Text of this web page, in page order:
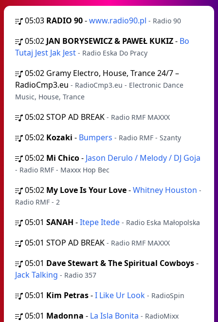
05:03 RADIO 90-www.radio90.pl - Radio 90
05:02 JAN BORYSEWICZ & PAWEŁ KUKIZ- Bo
Tutaj Jest Jak Jest - Radio Eska Do Pracy
05:02 Gramy Electro, House, Trance 24/7 –
RadioCmp3.eu - RadioCmp3.eu - Electronic Dance
Music, House, Trance
05:02STOP AD BREAK - Radio RMF MAXXX
05:02 Kozaki - Bumpers - Radio RMF - Szanty
05:02 Mi Chico- Jason Derulo / Melody / DJ Goja
- Radio RMF - Maxxx Hop Bec
05:02 My Love Is Your Love-Whitney Houston -
Radio RMF - 2
05:01 SANAH -Itepe Itede - Radio Eska Małopolska
05:01 STOP AD BREAK - Radio RMF MAXXX
05:01 Dave Stewart & The Spiritual Cowboys-
Jack Talking - Radio 357
05:01 Kim Petras-I Like Ur Look - RadioSpin
05:01 Madonna - La Isla Bonita - RadioMixx